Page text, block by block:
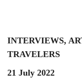
INTERVIEWS,
TRAVELERS
21 July 2022